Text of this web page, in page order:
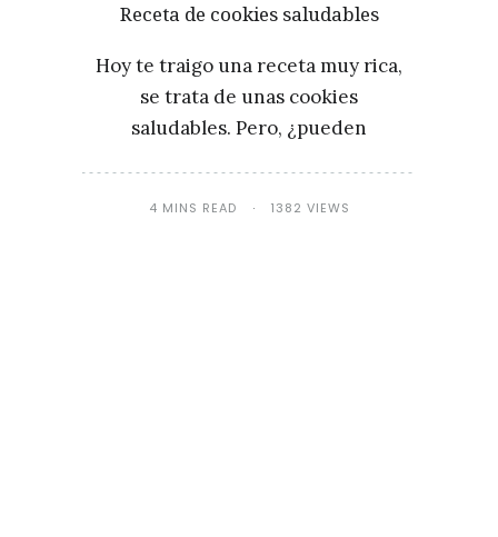
Receta de cookies saludables
Hoy te traigo una receta muy rica,
se trata de unas cookies
saludables. Pero, ¿pueden
4 MINS READ 1382 VIEWS